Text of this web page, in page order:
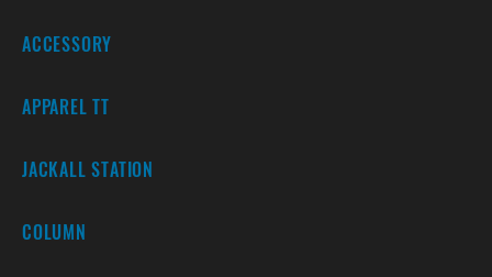
ACCESSORY
APPAREL TT
JACKALL STATION
COLUMN